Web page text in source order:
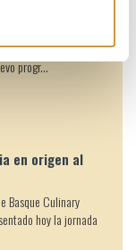
han
formar parte de la
progr...
en origen al
Basque Culinary
hoy la jornada